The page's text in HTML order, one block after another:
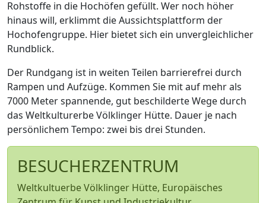
Rohstoffe in die Hochöfen gefüllt. Wer noch höher
hinaus will, erklimmt die Aussichtsplattform der
Hochofengruppe. Hier bietet sich ein unvergleichlicher
Rundblick.
Der Rundgang ist in weiten Teilen barrierefrei durch
Rampen und Aufzüge. Kommen Sie mit auf mehr als
7000 Meter spannende, gut beschilderte Wege durch
das Weltkulturerbe Völklinger Hütte. Dauer je nach
persönlichem Tempo: zwei bis drei Stunden.
BESUCHERZENTRUM
Weltkultuerbe Völklinger Hütte, Europäisches